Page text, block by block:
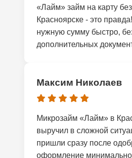
«Лайм» займ на карту
Красноярске - это
нужную сумму быстро,
дополнительных
Максим Николаев
Микрозайм «Лайм» в
выручил в сложной
пришли сразу после
оформление